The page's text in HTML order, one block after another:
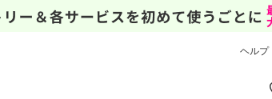
ヘルプ